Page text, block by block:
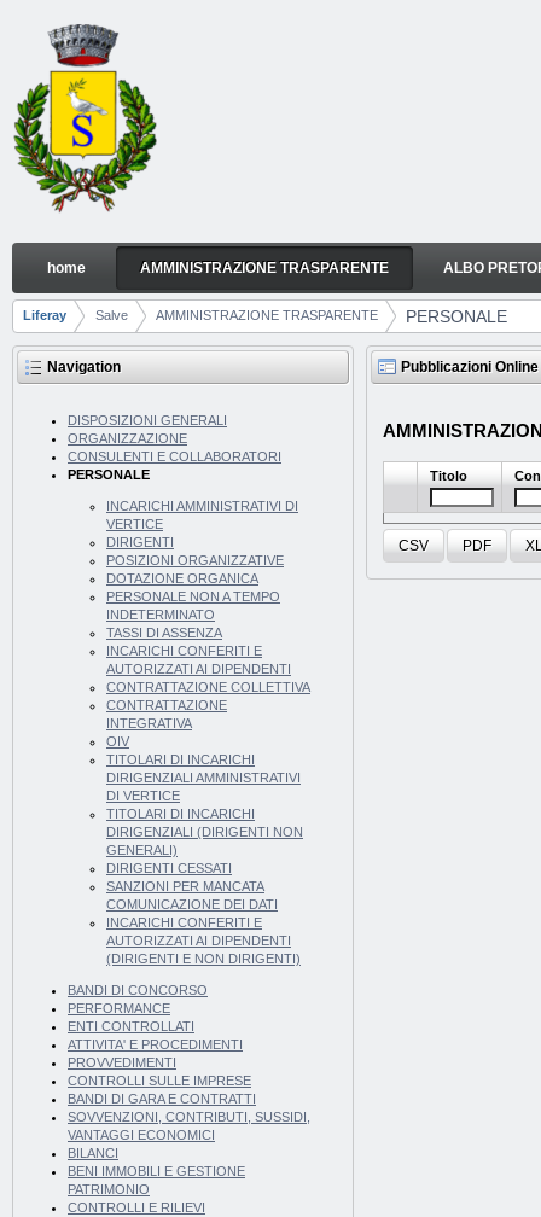
Skip to Content
PERSONALE
Navigation
home AMMINISTRAZIONE TRASPARENTE ALBO
Breadcrumbs
Liferay Salve AMMINISTRAZIONE TRASPARENTE PERSONALE
Navigation
DISPOSIZIONI GENERALI
ORGANIZZAZIONE
CONSULENTI E COLLABORATORI
PERSONALE
INCARICHI AMMINISTRATIVI DI
VERTICE
DIRIGENTI
POSIZIONI ORGANIZZATIVE
DOTAZIONE ORGANICA
PERSONALE NON A TEMPO
INDETERMINATO
TASSI DI ASSENZA
INCARICHI CONFERITI E
AUTORIZZATI AI DIPENDENTI
CONTRATTAZIONE COLLETTIVA
CONTRATTAZIONE
INTEGRATIVA
OIV
TITOLARI DI INCARICHI
DIRIGENZIALI AMMINISTRATIVI
DI VERTICE
TITOLARI DI INCARICHI
DIRIGENZIALI (DIRIGENTI NON
GENERALI)
DIRIGENTI CESSATI
SANZIONI PER MANCATA
COMUNICAZIONE DEI DATI
INCARICHI CONFERITI E
AUTORIZZATI AI DIPENDENTI
(DIRIGENTI E NON DIRIGENTI)
BANDI DI CONCORSO
PERFORMANCE
ENTI CONTROLLATI
ATTIVITA' E PROCEDIMENTI
PROVVEDIMENTI
CONTROLLI SULLE IMPRESE
BANDI DI GARA E CONTRATTI
SOVVENZIONI, CONTRIBUTI, SUSSIDI,
VANTAGGI ECONOMICI
BILANCI
BENI IMMOBILI E GESTIONE
PATRIMONIO
CONTROLLI E RILIEVI
Pubblicazioni Online
Titolo
CSV PDF